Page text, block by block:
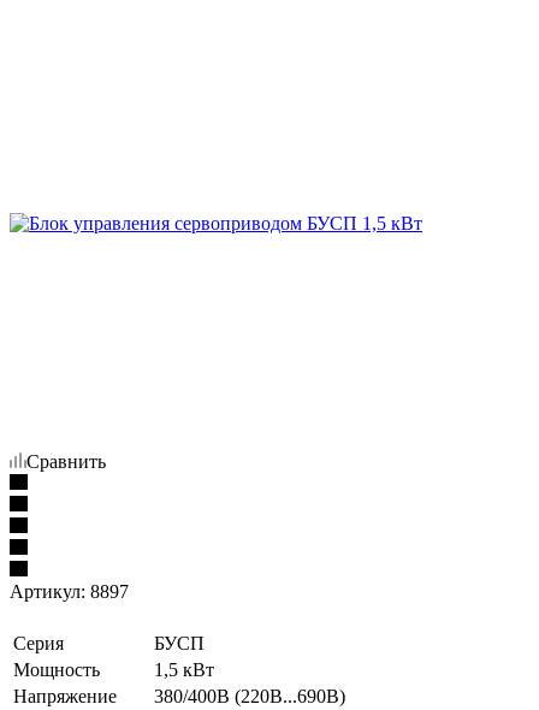
Сравнить
Артикул: 8897
Серия
БУСП
Мощность
1,5 кВт
Напряжение
380/400В (220В...690В)